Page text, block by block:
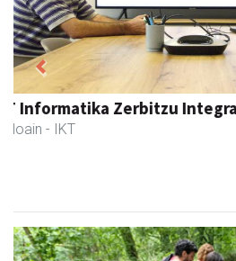
Andoaingo AEK euskaltegia
Andoain - Euskaltegiak
Previous